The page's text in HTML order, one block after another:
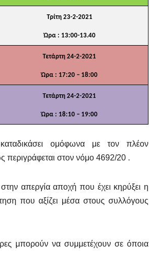
Τρίτη 23-2-2021
Ώρα : 13:00-13.40
Τετάρτη 24-2-2021
Ώρα : 17:20 – 18:00
Τετάρτη 24-2-2021
Ώρα : 18:10 – 19:00
ομόφωνα με τον πλέον
περιγράφεται στον νόμο 4692/20 .
απεργία αποχή που έχει κηρύξει η
που αξίζει μέσα στους συλλόγους
μπορούν να συμμετέχουν σε όποια